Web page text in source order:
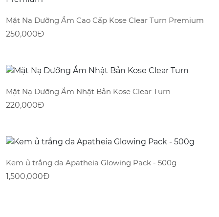
Mặt Nạ Dưỡng Ẩm Cao Cấp Kose Clear Turn Premium
250,000Đ
Mặt Nạ Dưỡng Ẩm Nhật Bản Kose Clear Turn
220,000Đ
Kem ủ trắng da Apatheia Glowing Pack - 500g
1,500,000Đ